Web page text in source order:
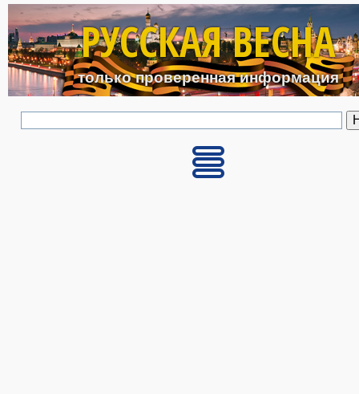
Перейти к основному
РУССКАЯ ВЕСНА
только проверенная информация